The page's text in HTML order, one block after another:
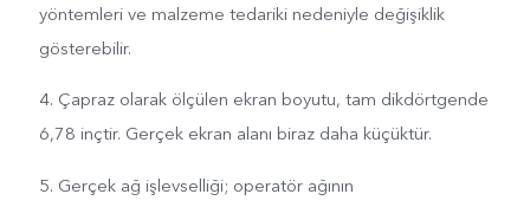
yöntemleri ve malzeme tedariki nedeniyle değişiklik
gösterebilir.
4. Çapraz olarak ölçülen ekran boyutu, tam dikdörtgende
6,78 inçtir. Gerçek ekran alanı biraz daha küçüktür.
5. Gerçek ağ işlevselliği; operatör ağının